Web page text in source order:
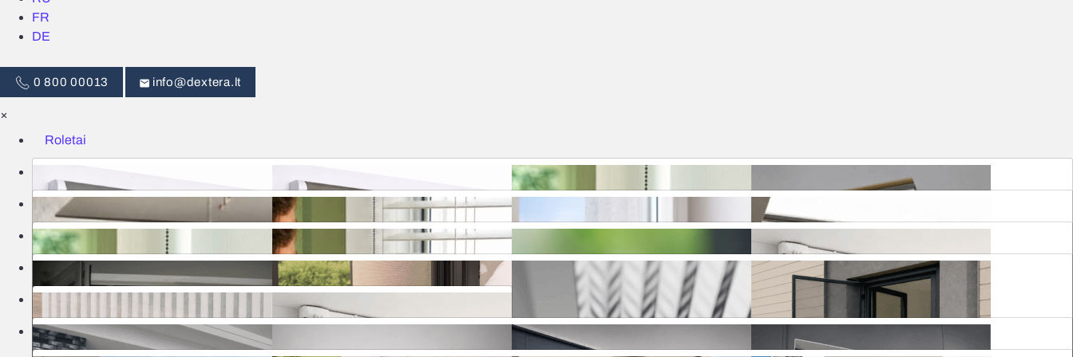
FR
DE
0 800 00013 info@dextera.lt
×
Roletai
Išmanus valdymas
Tinkleliai
Užuolaidos
Markizės